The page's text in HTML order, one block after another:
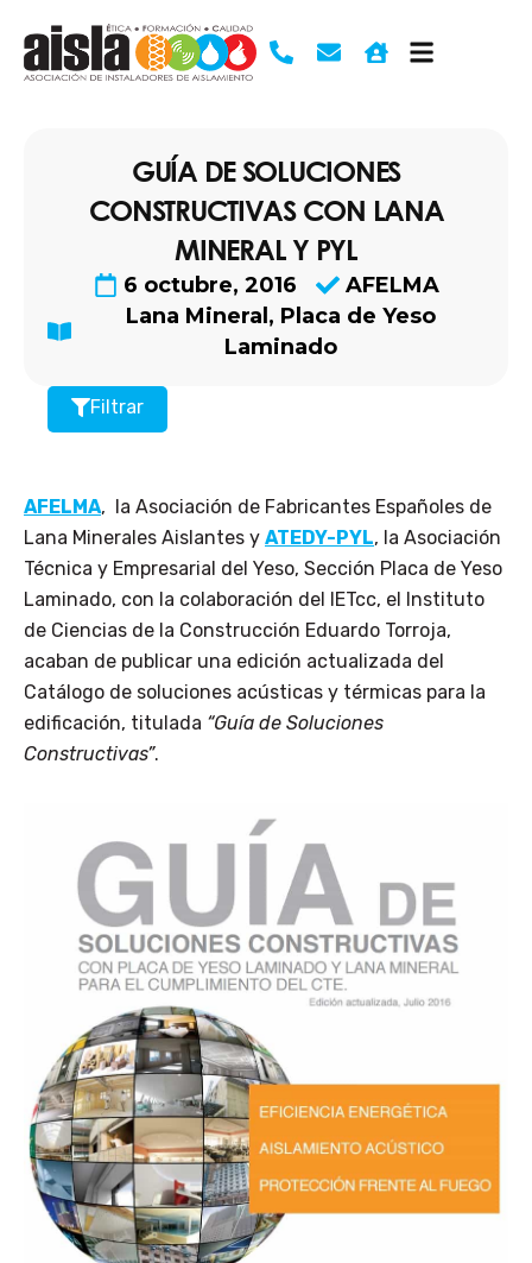
contenido
GUÍA DE SOLUCIONES
CONSTRUCTIVAS CON LANA
MINERAL Y PYL
6 octubre, 2016
AFELMA
Lana Mineral, Placa de Yeso
Laminado
Filtrar
AFELMA, la Asociación de Fabricantes Españoles de
Lana Minerales Aislantes y ATEDY-PYL, la Asociación
Técnica y Empresarial del Yeso, Sección Placa de Yeso
Laminado, con la colaboración del IETcc, el Instituto
de Ciencias de la Construcción Eduardo Torroja,
acaban de publicar una edición actualizada del
Catálogo de soluciones acústicas y térmicas para la
edificación, titulada “Guía de Soluciones
Constructivas”.